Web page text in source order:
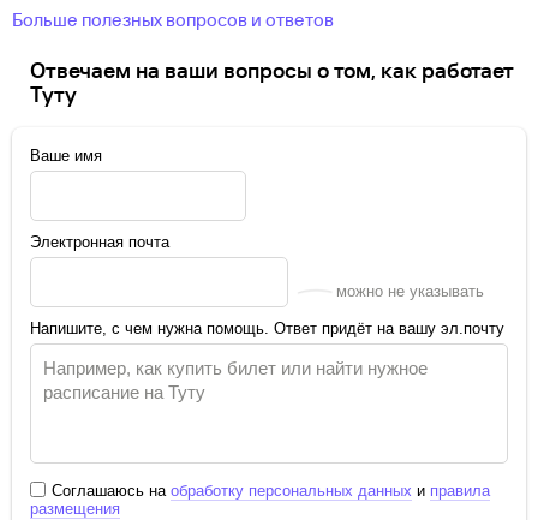
Больше полезных вопросов и ответов
Отвечаем на ваши вопросы о том, как работает
Туту
Ваше имя
Электронная почта
можно не указывать
Напишите, с чем нужна помощь. Ответ придёт на вашу эл.почту
Соглашаюсь на обработку персональных данных и правила
размещения